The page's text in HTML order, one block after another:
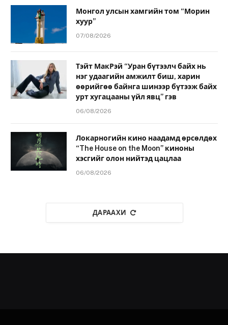
Монгол улсын хамгийн том “Морин
хуур”
07/08/2026
Тэйт МакРэй “Уран бүтээлч байх нь
нэг удаагийн амжилт биш, харин
өөрийгөө байнга шинээр бүтээж байх
урт хугацааны үйл явц” гэв
06/08/2026
Локарногийн кино наадамд өрсөлдөх
“The House on the Moon” киноны
хэсгийг олон нийтэд цацлаа
06/08/2026
ДАРААХИ